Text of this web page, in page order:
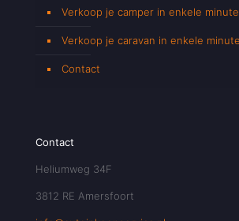
Verkoop je camper in enkele
Verkoop je caravan in enkele
Contact
Contact
Heliumweg 34F
3812 RE Amersfoort